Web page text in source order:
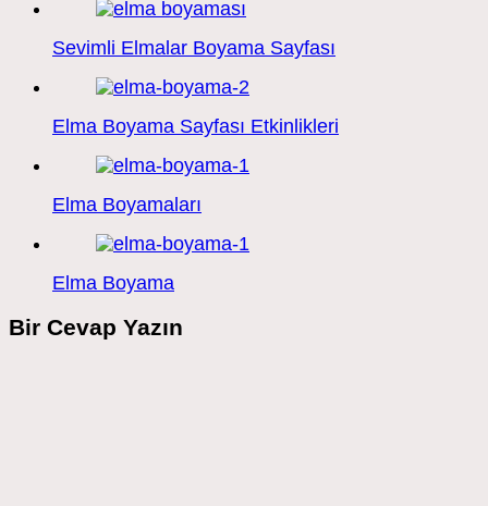
Sevimli Elmalar Boyama Sayfası
Elma Boyama Sayfası Etkinlikleri
Elma Boyamaları
Elma Boyama
Bir Cevap Yazın